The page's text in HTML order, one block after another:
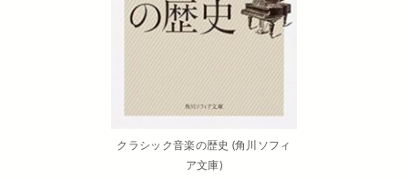
クラシック音楽の歴史 (角川ソフィ
ア文庫)